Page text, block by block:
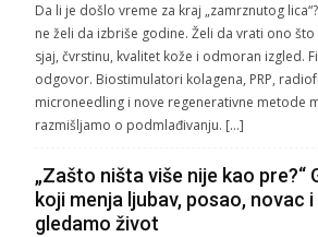
Da li je došlo vreme za kraj „zamrznutog
ne želi da izbriše godine. Želi da vrati ono
sjaj, čvrstinu, kvalitet kože i odmoran izgled.
odgovor. Biostimulatori kolagena, PRP,
microneedling i nove regenerativne metode
razmišljamo o podmlađivanju. […]
„Zašto ništa više nije kao pre?“
koji menja ljubav, posao, novac
gledamo život